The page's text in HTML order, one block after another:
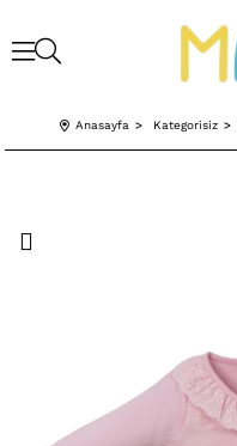
Anasayfa Kategorisiz